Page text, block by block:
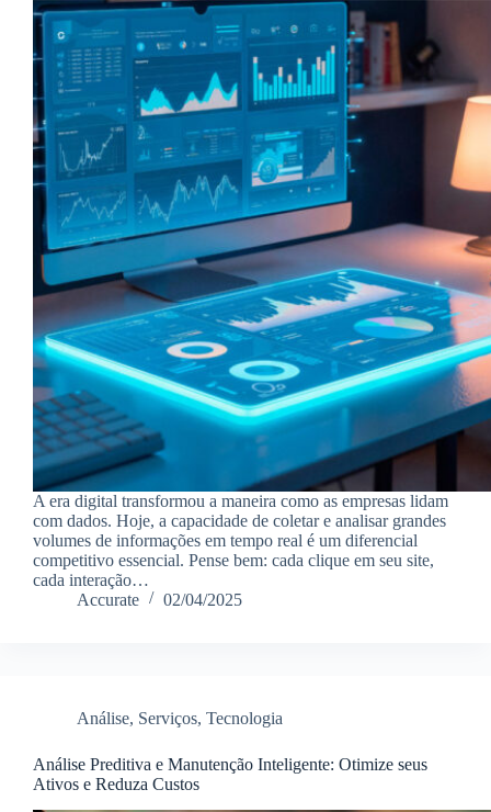
A era digital transformou a maneira como as empresas lidam
com dados. Hoje, a capacidade de coletar e analisar grandes
volumes de informações em tempo real é um diferencial
competitivo essencial. Pense bem: cada clique em seu site,
cada interação…
Accurate
02/04/2025
Análise, Serviços, Tecnologia
Análise Preditiva e Manutenção Inteligente: Otimize seus
Ativos e Reduza Custos